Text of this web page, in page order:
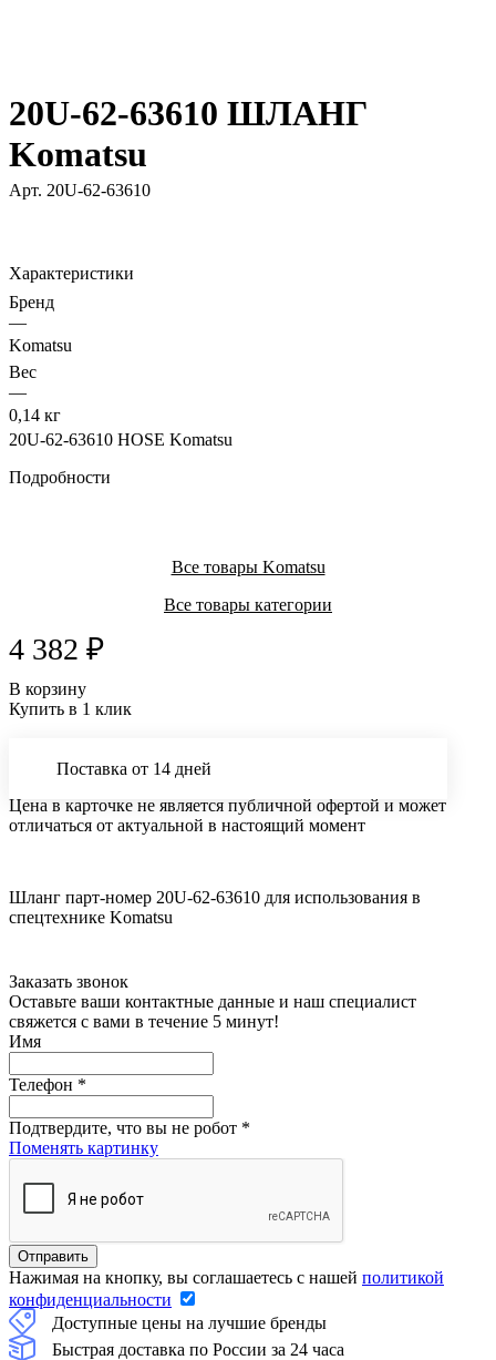
20U-62-63610 ШЛАНГ
Komatsu
Арт. 20U-62-63610
Характеристики
Бренд
—
Komatsu
Вес
—
0,14 кг
20U-62-63610 HOSE Komatsu
Подробности
Все товары Komatsu
Все товары категории
4 382 ₽
В корзину
Купить в 1 клик
Поставка от 14 дней
Цена в карточке не является публичной офертой и может
отличаться от актуальной в настоящий момент
Шланг парт-номер 20U-62-63610 для использования в
спецтехнике Komatsu
Заказать звонок
Оставьте ваши контактные данные и наш специалист
свяжется с вами в течение 5 минут!
Имя
Телефон *
Подтвердите, что вы не робот *
Поменять картинку
Нажимая на кнопку, вы соглашаетесь с нашей политикой
конфиденциальности
Доступные цены на лучшие бренды
Быстрая доставка по России за 24 часа